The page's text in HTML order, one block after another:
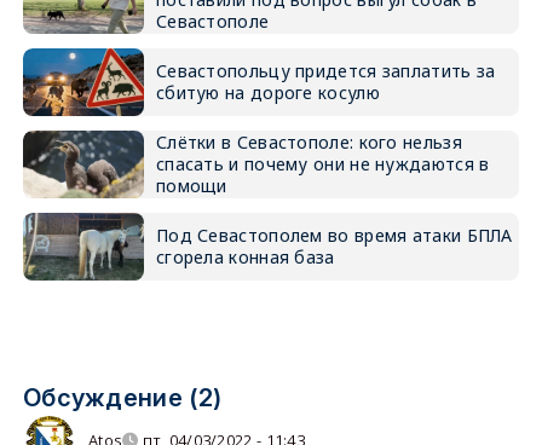
Севастополе
Севастопольцу придется заплатить за
сбитую на дороге косулю
Слётки в Севастополе: кого нельзя
спасать и почему они не нуждаются в
помощи
Под Севастополем во время атаки БПЛА
сгорела конная база
Обсуждение (2)
Atos пт, 04/03/2022 - 11:43